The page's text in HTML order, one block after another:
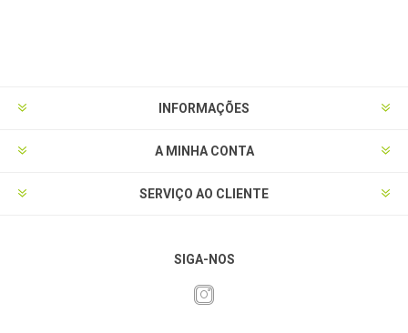
INFORMAÇÕES
A MINHA CONTA
SERVIÇO AO CLIENTE
SIGA-NOS